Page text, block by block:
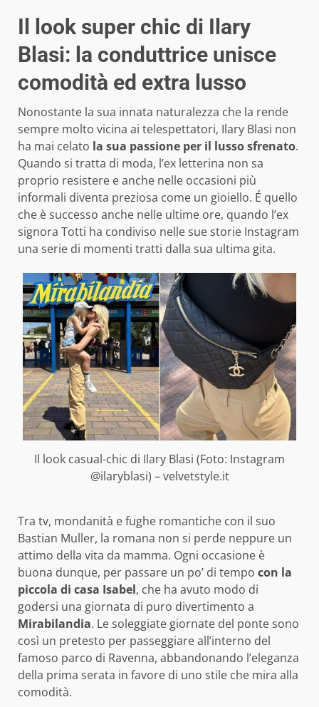
Il look super chic di Ilary
Blasi: la conduttrice unisce
comodità ed extra lusso
Nonostante la sua innata naturalezza che la rende
sempre molto vicina ai telespettatori, Ilary Blasi non
ha mai celato la sua passione per il lusso sfrenato.
Quando si tratta di moda, l’ex letterina non sa
proprio resistere e anche nelle occasioni più
informali diventa preziosa come un gioiello. É quello
che è successo anche nelle ultime ore, quando l’ex
signora Totti ha condiviso nelle sue storie Instagram
una serie di momenti tratti dalla sua ultima gita.
Il look casual-chic di Ilary Blasi (Foto: Instagram
@ilaryblasi) – velvetstyle.it
Tra tv, mondanità e fughe romantiche con il suo
Bastian Muller, la romana non si perde neppure un
attimo della vita da mamma. Ogni occasione è
buona dunque, per passare un po’ di tempo con la
piccola di casa Isabel, che ha avuto modo di
godersi una giornata di puro divertimento a
Mirabilandia. Le soleggiate giornate del ponte sono
così un pretesto per passeggiare all’interno del
famoso parco di Ravenna, abbandonando l’eleganza
della prima serata in favore di uno stile che mira alla
comodità.